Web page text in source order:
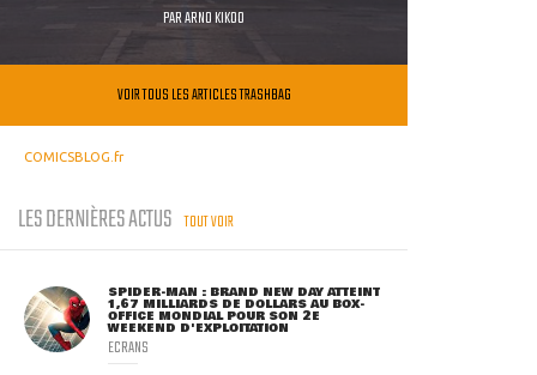
PARARNO KIKOO
VOIR TOUS LES ARTICLES TRASHBAG
COMICSBLOG.fr
LES DERNIÈRES ACTUS TOUT VOIR
SPIDER-MAN : BRAND NEW DAY ATTEINT
1,67 MILLIARDS DE DOLLARS AU BOX-
OFFICE MONDIAL POUR SON 2E
WEEKEND D'EXPLOITATION
ECRANS